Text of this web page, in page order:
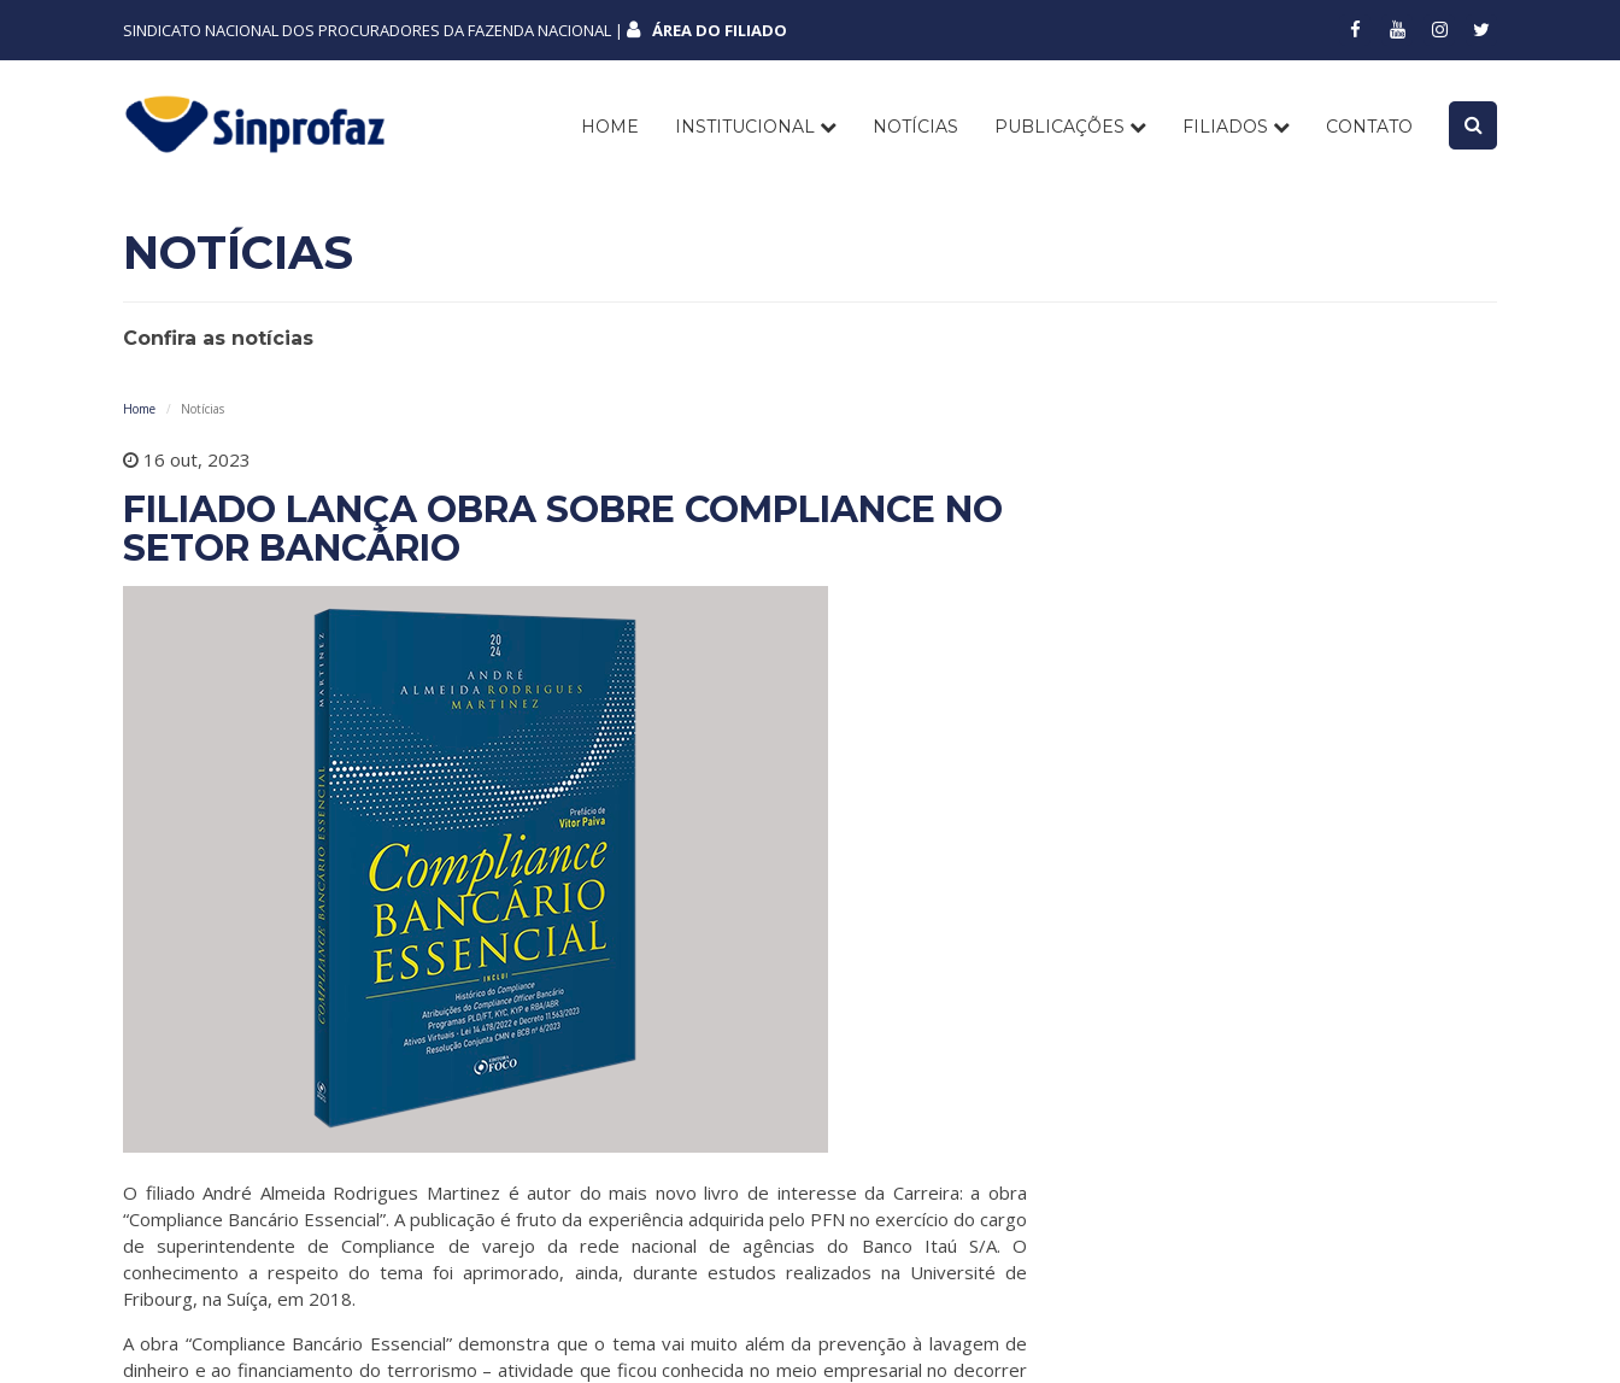
SINDICATO NACIONAL DOS PROCURADORES DA FAZENDA NACIONAL | ÁREA DO FILIADO
HOME INSTITUCIONAL NOTÍCIAS PUBLICAÇÕES FILIADOS CONTATO
NOTÍCIAS
Confira as notícias
Home Notícias
16 out, 2023
FILIADO LANÇA OBRA SOBRE COMPLIANCE NO
SETOR BANCÁRIO
O filiado André Almeida Rodrigues Martinez é autor do mais novo livro de interesse da Carreira: a obra
“Compliance Bancário Essencial”. A publicação é fruto da experiência adquirida pelo PFN no exercício do cargo
de superintendente de Compliance de varejo da rede nacional de agências do Banco Itaú S/A. O
conhecimento a respeito do tema foi aprimorado, ainda, durante estudos realizados na Université de
Fribourg, na Suíça, em 2018.
A obra “Compliance Bancário Essencial” demonstra que o tema vai muito além da prevenção à lavagem de
dinheiro e ao financiamento do terrorismo – atividade que ficou conhecida no meio empresarial no decorrer